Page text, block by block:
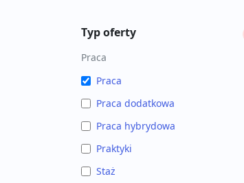
Typ oferty
Praca
Praca
Praca dodatkowa
Praca hybrydowa
Praktyki
Staż